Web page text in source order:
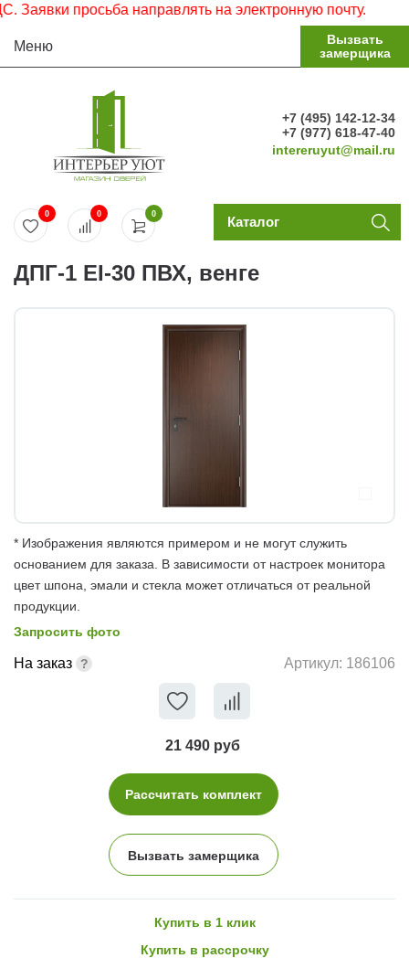
просьба направлять на электронную почту.
Меню
Вызвать
замерщика
+7 (495) 142-12-34
+7 (977) 618-47-40
intereruyut@mail.ru
0
0 0 Каталог
ДПГ-1 EI-30 ПВХ, венге
* Изображения являются примером и не могут служить
основанием для заказа. В зависимости от настроек монитора
цвет шпона, эмали и стекла может отличаться от реальной
продукции.
Запросить фото
На заказ Артикул: 186106
21 490 руб
Рассчитать комплект
Вызвать замерщика
Купить в 1 клик
Купить в рассрочку